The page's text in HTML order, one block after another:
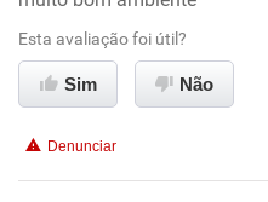
Ambiente de trabalho
Conciliação com a vida familiar
Esta avaliação foi útil?
Sim Não
Denunciar